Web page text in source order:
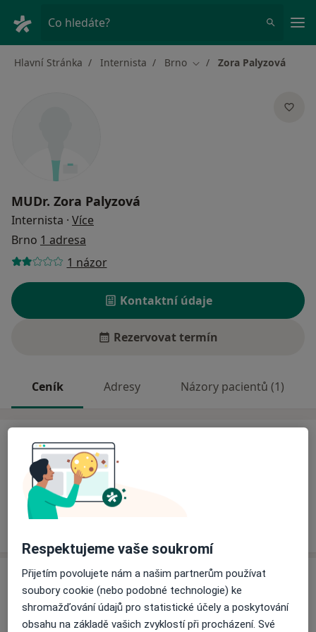
Co hledáte?
Hlavní Stránka Internista Brno Změna města
Zora Palyzová
MUDr. Zora Palyzová
Internista · Více
Brno 1 adresa
1 názor
Kontaktní údaje
Rezervovat termín
Ceník Adresy Názory pacientů (1)
Ceník
Informace o službách a cenách nejsou k dispozici
Tento specialista ještě nepřidával žádné informace o
svých službách.
Adresa
Ordinace
Hybešova 18, Brno
Respektujeme vaše soukromí
Přijetím povolujete nám a našim partnerům používat
soubory cookie (nebo podobné technologie) ke
shromažďování údajů pro statistické účely a poskytování
obsahu na základě vašich zvyklostí při procházení. Své